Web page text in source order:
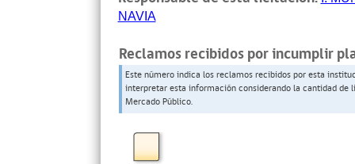
NAVIA
Reclamos recibidos por incumplir
Este número indica los reclamos recibidos por esta
interpretar esta información considerando la cantidad
Mercado Público.